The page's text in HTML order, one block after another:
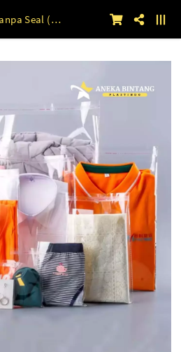
Plastik OPP Tanpa Seal (7 X 17 s/d 10 X 17) 30 mic 1 kg 10 x 17